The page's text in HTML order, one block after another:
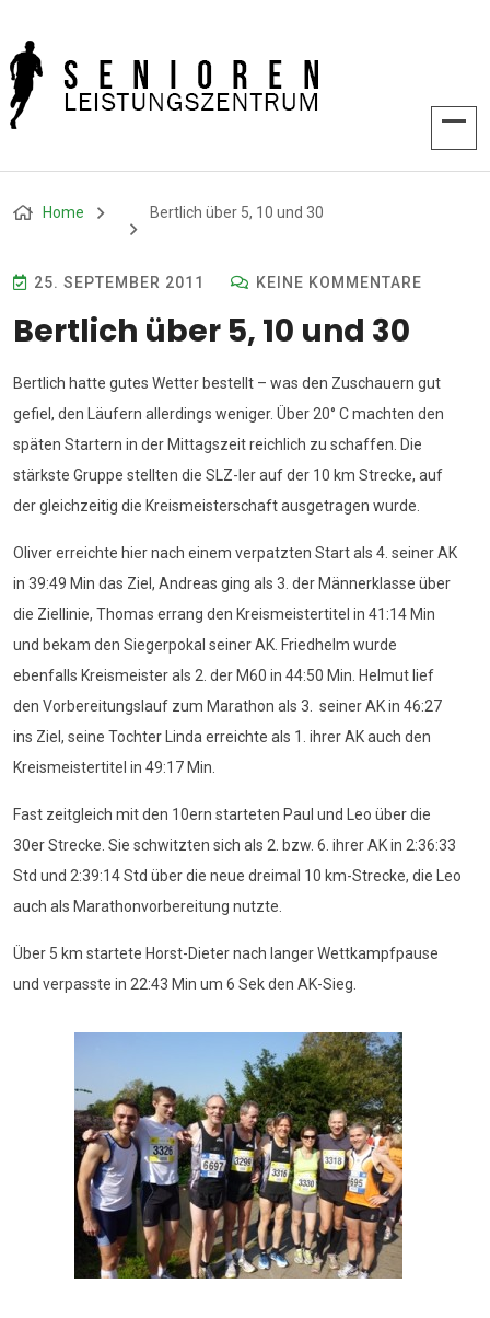
Home Bertlich über 5, 10 und 30
25. SEPTEMBER 2011 KEINE KOMMENTARE
Bertlich über 5, 10 und 30
Bertlich hatte gutes Wetter bestellt – was den Zuschauern gut
gefiel, den Läufern allerdings weniger. Über 20° C machten den
späten Startern in der Mittagszeit reichlich zu schaffen. Die
stärkste Gruppe stellten die SLZ-ler auf der 10 km Strecke, auf
der gleichzeitig die Kreismeisterschaft ausgetragen wurde.
Oliver erreichte hier nach einem verpatzten Start als 4. seiner AK
in 39:49 Min das Ziel, Andreas ging als 3. der Männerklasse über
die Ziellinie, Thomas errang den Kreismeistertitel in 41:14 Min
und bekam den Siegerpokal seiner AK. Friedhelm wurde
ebenfalls Kreismeister als 2. der M60 in 44:50 Min. Helmut lief
den Vorbereitungslauf zum Marathon als 3. seiner AK in 46:27
ins Ziel, seine Tochter Linda erreichte als 1. ihrer AK auch den
Kreismeistertitel in 49:17 Min.
Fast zeitgleich mit den 10ern starteten Paul und Leo über die
30er Strecke. Sie schwitzten sich als 2. bzw. 6. ihrer AK in 2:36:33
Std und 2:39:14 Std über die neue dreimal 10 km-Strecke, die Leo
auch als Marathonvorbereitung nutzte.
Über 5 km startete Horst-Dieter nach langer Wettkampfpause
und verpasste in 22:43 Min um 6 Sek den AK-Sieg.